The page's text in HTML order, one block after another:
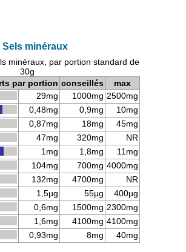
Sels minéraux
minéraux, par portion standard de
30g
par portion conseillés
max
29mg 1000mg 2500mg
0,48mg 0,9mg
10mg
0,87mg 18mg
45mg
47mg 320mg
NR
1mg 1,8mg
11mg
104mg 700mg 4000mg
132mg 4700mg
NR
1,5µg 55µg
400µg
0,6mg 1500mg 2300mg
1,6mg 4100mg 4100mg
0,93mg 8mg 40mg